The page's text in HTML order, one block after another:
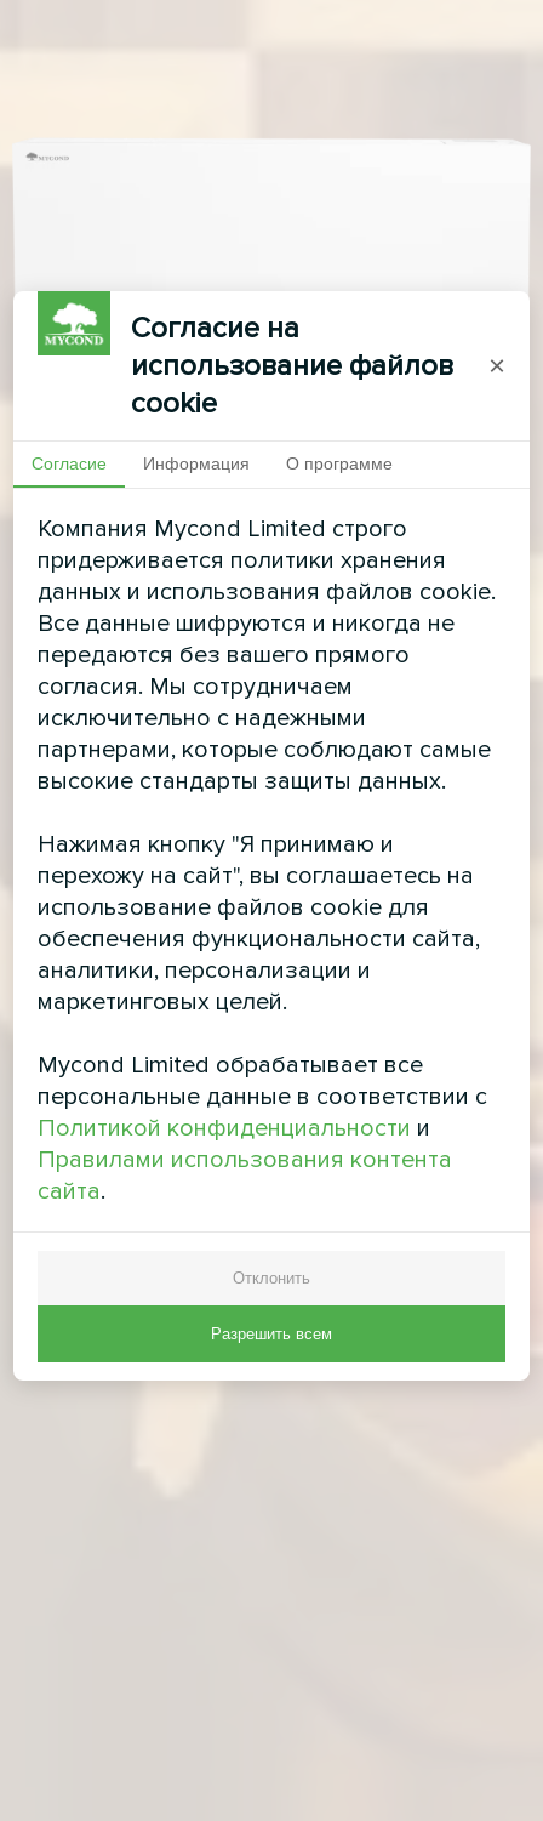
Согласие на
использование файлов
cookie
×
Согласие Информация О программе
Компания Mycond Limited строго
придерживается политики хранения
данных и использования файлов cookie.
Все данные шифруются и никогда не
передаются без вашего прямого
согласия. Мы сотрудничаем
исключительно с надежными
партнерами, которые соблюдают самые
высокие стандарты защиты данных.
Нажимая кнопку "Я принимаю и
перехожу на сайт", вы соглашаетесь на
использование файлов cookie для
обеспечения функциональности сайта,
аналитики, персонализации и
маркетинговых целей.
Mycond Limited обрабатывает все
персональные данные в соответствии с
Политикой конфиденциальности и
Правилами использования контента
сайта.
Отклонить
Разрешить всем